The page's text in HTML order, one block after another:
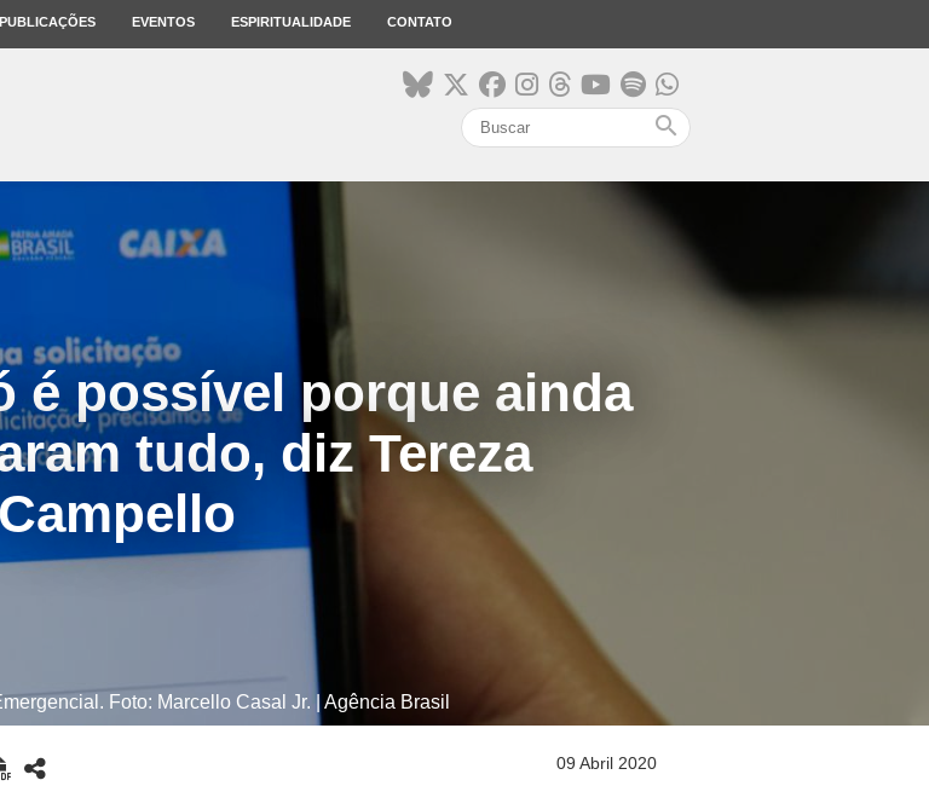
PUBLICAÇÕES EVENTOS ESPIRITUALIDADE CONTATO
search
é possível porque ainda
tudo, diz Tereza
Campello
Foto: Marcello Casal Jr. | Agência Brasil
09 Abril 2020